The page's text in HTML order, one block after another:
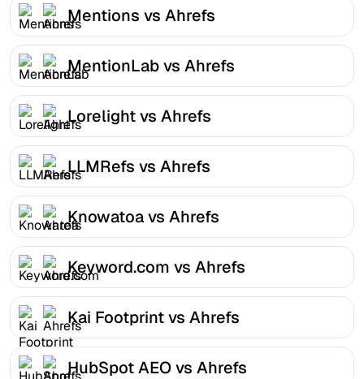
Mentions vs Ahrefs
MentionLab vs Ahrefs
Lorelight vs Ahrefs
LLMRefs vs Ahrefs
Knowatoa vs Ahrefs
Keyword.com vs Ahrefs
Kai Footprint vs Ahrefs
HubSpot AEO vs Ahrefs